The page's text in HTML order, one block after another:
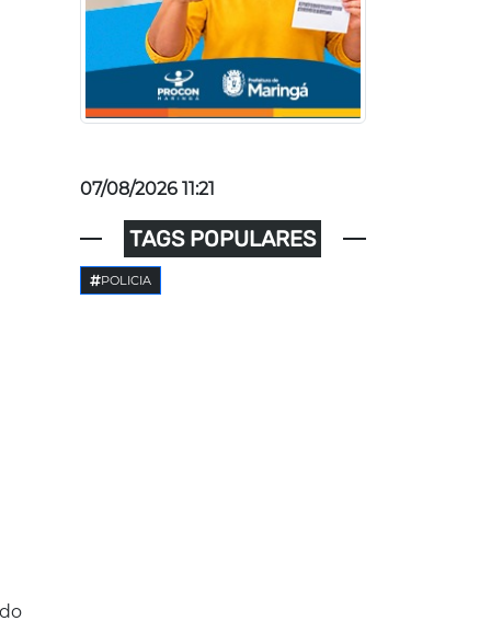
07/08/2026 11:21
TAGS POPULARES
POLICIA